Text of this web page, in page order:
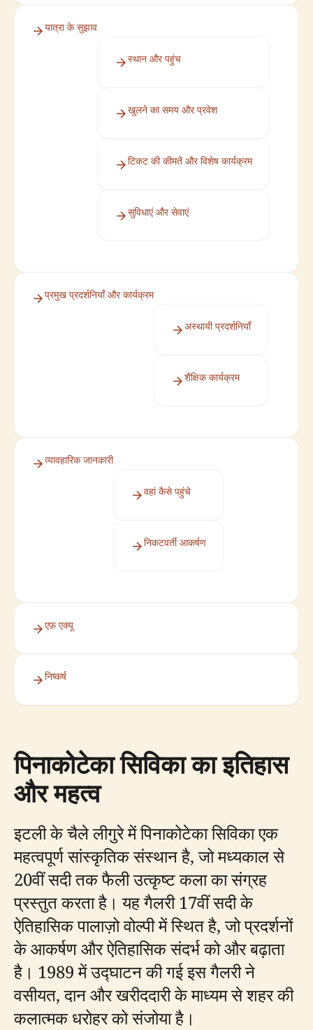
यात्रा के सुझाव
स्थान और पहुंच
खुलने का समय और प्रवेश
टिकट की कीमतें और विशेष कार्यक्रम
सुविधाएं और सेवाएं
प्रमुख प्रदर्शनियाँ और कार्यक्रम
अस्थायी प्रदर्शनियाँ
शैक्षिक कार्यक्रम
व्यावहारिक जानकारी
वहां कैसे पहुंचे
निकटवर्ती आकर्षण
एफ़ एक्यू
निष्कर्ष
पिनाकोटेका सिविका का इतिहास
और महत्व
इटली के चैले लीगुरे में पिनाकोटेका सिविका एक
महत्वपूर्ण सांस्कृतिक संस्थान है, जो मध्यकाल से
20वीं सदी तक फैली उत्कृष्ट कला का संग्रह
प्रस्तुत करता है। यह गैलरी 17वीं सदी के
ऐतिहासिक पालाज़ो वोल्पी में स्थित है, जो प्रदर्शनों
के आकर्षण और ऐतिहासिक संदर्भ को और बढ़ाता
है। 1989 में उद्घाटन की गई इस गैलरी ने
वसीयत, दान और खरीददारी के माध्यम से शहर की
कलात्मक धरोहर को संजोया है।